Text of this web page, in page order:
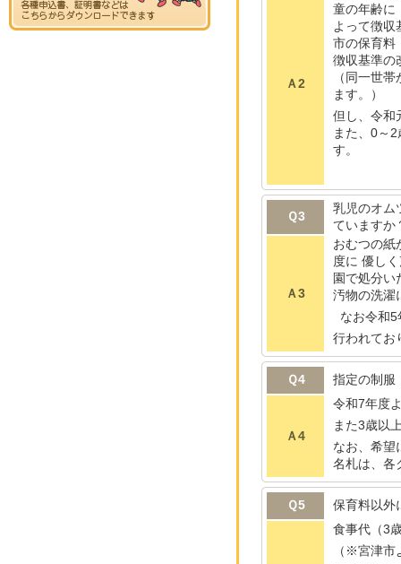
Ａ2
童の年齢に
よって徴収
市の保育料
徴収基準の
（同一世
ます。）
但し、令和
また、0～
す。
Ｑ3
乳児のオム
ていますか
Ａ3
おむつの紙
度に 優し
園で処分い
汚物の洗濯
なお令和5
行われてお
Ｑ4 指定の制服
Ａ4
令和7年度
また3歳以
なお、希望
名札は、各
Ｑ5 保育料以外
食事代（3
（※宮津市